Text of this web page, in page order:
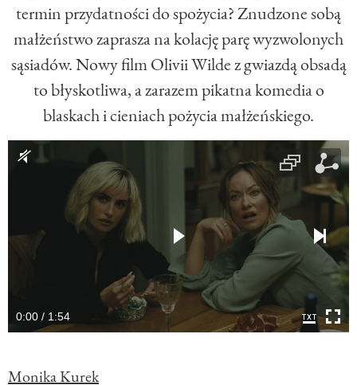
termin przydatności do spożycia? Znudzone sobą
małżeństwo zaprasza na kolację parę wyzwolonych
sąsiadów. Nowy film Olivii Wilde z gwiazdą obsadą
to błyskotliwa, a zarazem pikatna komedia o
blaskach i cieniach pożycia małżeńskiego.
0:00 / 1:54
Monika Kurek